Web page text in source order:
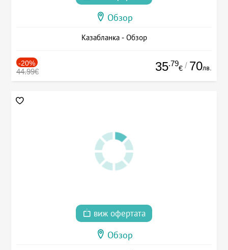
Обзор
Казабланка - Обзор
-20%
44.99€ 35.79
€ / 70лв.
виж офертата
Обзор